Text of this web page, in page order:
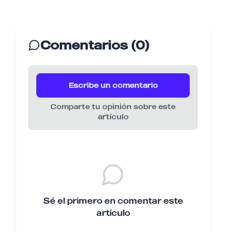
Comentarios (0)
Escribe un comentario
Comparte tu opinión sobre este
artículo
Sé el primero en comentar este
artículo